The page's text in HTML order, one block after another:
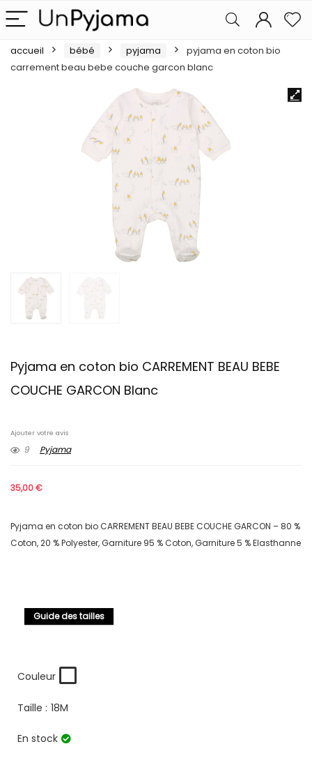
accueil bébé pyjama
pyjama en coton bio
carrement beau bebe couche garcon blanc
Pyjama en coton bio CARREMENT BEAU BEBE
COUCHE GARCON Blanc
Ajouter votre avis
9 Pyjama
35,00€
Pyjama en coton bio CARREMENT BEAU BEBE COUCHE GARCON – 80 %
Coton, 20 % Polyester, Garniture 95 % Coton, Garniture 5 % Elasthanne
Guide des tailles
Couleur
Taille : 18M
En stock